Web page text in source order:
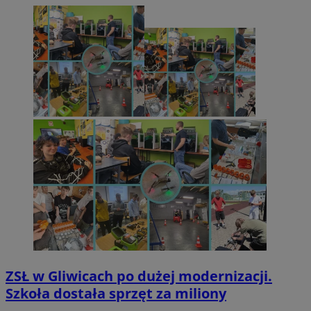
ZSŁ w Gliwicach po dużej modernizacji.
Szkoła dostała sprzęt za miliony